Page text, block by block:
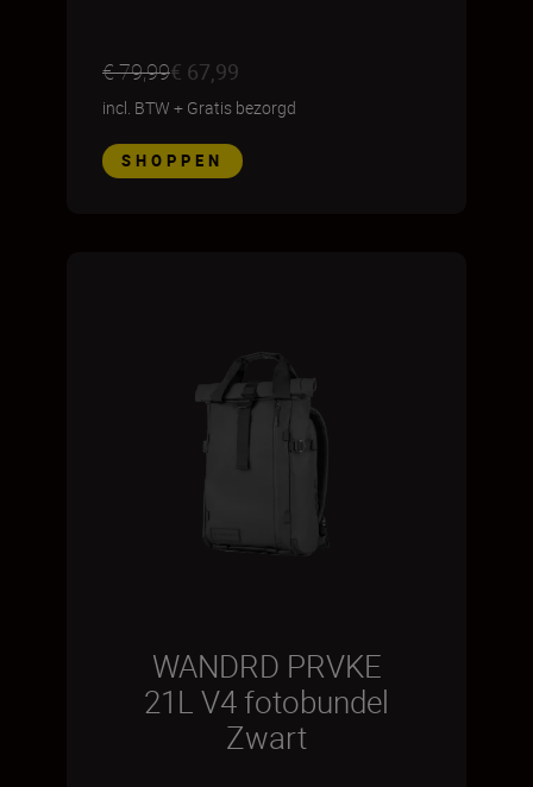
€ 79,99€ 67,99
incl. BTW + Gratis bezorgd
SHOPPEN
WANDRD PRVKE
21L V4 fotobundel
Zwart